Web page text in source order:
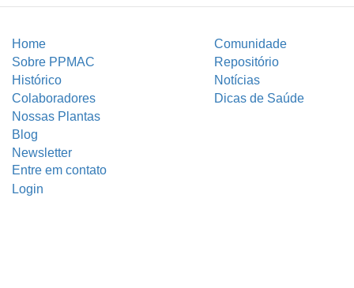
Home
Comunidade
Sobre PPMAC
Repositório
Histórico
Notícias
Colaboradores
Dicas de Saúde
Nossas Plantas
Blog
Newsletter
Entre em contato
Login